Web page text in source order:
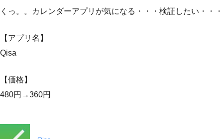
くっ。。カレンダーアプリが気になる・・・検証したい・・・
【アプリ名】
Qisa
【価格】
480円→360円